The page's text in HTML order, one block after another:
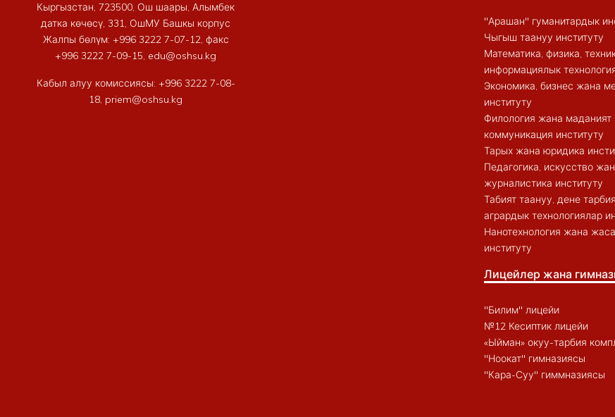
Кыргызстан, 723500, Ош шаары, Алымбек
датка көчөсү, 331, ОшМУ Башкы корпус
Жалпы бөлүм: +996 3222 7-07-12, факс
+996 3222 7-09-15, edu@oshsu.kg
Кабыл алуу комиссиясы: +996 3222 7-08-
18, priem@oshsu.kg
"Арашан" гуманитардык
Чыгыш таануу институту
Математика, физика,
информациялык
Экономика, бизнес жана
институту
Филология жана маданият
коммуникация институту
Тарых жана юридика
Педагогика, искусство
журналистика институту
Табият таануу, дене
агрардык технологиялар
Нанотехнология жана
институту
Лицейлер жана
"Билим" лицейи
№12 Кесиптик лицейи
«Ыйман» окуу-тарбия
"Ноокат" гимназиясы
"Кара-Суу" гиммназиясы